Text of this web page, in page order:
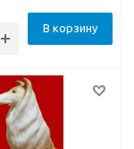
В корзину